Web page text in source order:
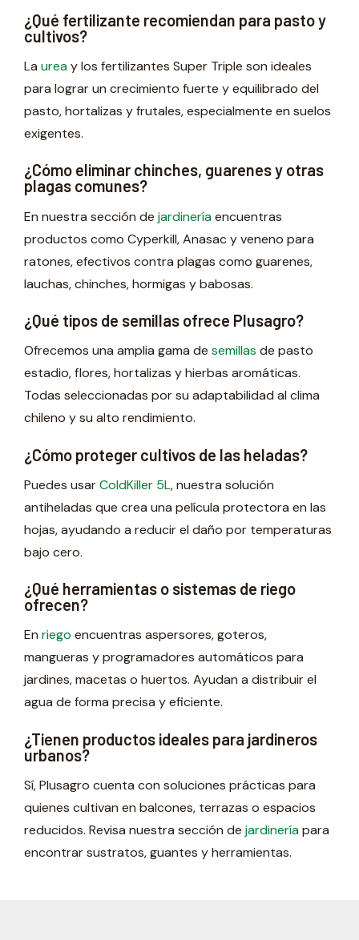
¿Qué fertilizante recomiendan para pasto y
cultivos?
Laureay los fertilizantes Super Triple son ideales
para lograr un crecimiento fuerte y equilibrado del
pasto, hortalizas y frutales, especialmente en suelos
exigentes.
¿Cómo eliminar chinches, guarenes y otras
plagas comunes?
En nuestra sección dejardineríaencuentras
productos como Cyperkill, Anasac y veneno para
ratones, efectivos contra plagas como guarenes,
lauchas, chinches, hormigas y babosas.
¿Qué tipos de semillas ofrece Plusagro?
Ofrecemos una amplia gama desemillas de pasto
estadio, flores, hortalizas y hierbas aromáticas.
Todas seleccionadas por su adaptabilidad al clima
chileno y su alto rendimiento.
¿Cómo proteger cultivos de las heladas?
Puedes usarColdKiller 5L, nuestra solución
antiheladas que crea una película protectora en las
hojas, ayudando a reducir el daño por temperaturas
bajo cero.
¿Qué herramientas o sistemas de riego
ofrecen?
Enriego encuentras aspersores, goteros,
mangueras y programadores automáticos para
jardines, macetas o huertos. Ayudan a distribuir el
agua de forma precisa y eficiente.
¿Tienen productos ideales para jardineros
urbanos?
Sí, Plusagro cuenta con soluciones prácticas para
quienes cultivan en balcones, terrazas o espacios
reducidos. Revisa nuestra sección dejardineríapara
encontrar sustratos, guantes y herramientas.